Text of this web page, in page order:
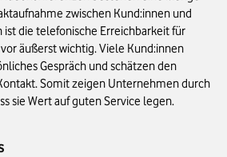
zwischen Kund:innen und
die telefonische Erreichbarkeit für
äußerst wichtig. Viele Kund:innen
Gespräch und schätzen den
Somit zeigen Unternehmen durch
sie Wert auf guten Service legen.